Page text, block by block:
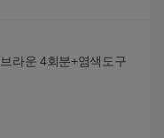
라운 4회분+염색도구